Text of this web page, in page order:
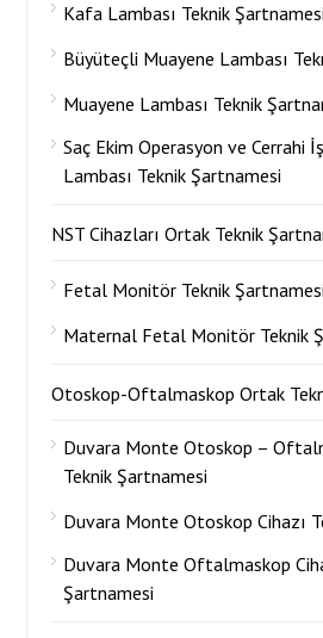
Kafa Lambası Teknik Şartnamesi
Büyüteçli Muayene Lambası
Muayene Lambası Teknik
Saç Ekim Operasyon ve Cerrahi
Lambası Teknik Şartnamesi
NST Cihazları Ortak Teknik
Fetal Monitör Teknik Şartnamesi
Maternal Fetal Monitör Teknik
Otoskop-Oftalmaskop Ortak
Duvara Monte Otoskop –
Teknik Şartnamesi
Duvara Monte Otoskop Cihazı
Duvara Monte Oftalmaskop
Şartnamesi